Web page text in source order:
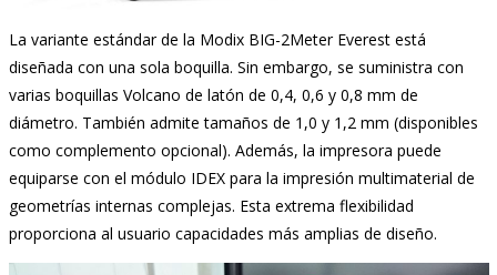
La variante estándar de la Modix BIG-2Meter Everest está
diseñada con una sola boquilla. Sin embargo, se suministra con
varias boquillas Volcano de latón de 0,4, 0,6 y 0,8 mm de
diámetro. También admite tamaños de 1,0 y 1,2 mm (disponibles
como complemento opcional). Además, la impresora puede
equiparse con el módulo IDEX para la impresión multimaterial de
geometrías internas complejas. Esta extrema flexibilidad
proporciona al usuario capacidades más amplias de diseño.